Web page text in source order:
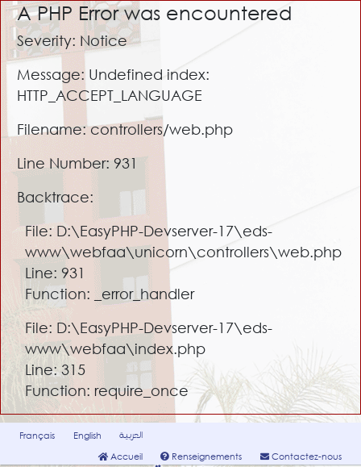
A PHP Error was encountered
Severity: Notice
Message: Undefined index:
HTTP_ACCEPT_LANGUAGE
Filename: controllers/web.php
Line Number: 931
Backtrace:
File: D:\EasyPHP-Devserver-17\eds-
www\webfaa\unicorn\controllers\web.php
Line: 931
Function: _error_handler
File: D:\EasyPHP-Devserver-17\eds-
www\webfaa\index.php
Line: 315
Function: require_once
Français English
العربية
Accueil
Renseignements Contactez-nous